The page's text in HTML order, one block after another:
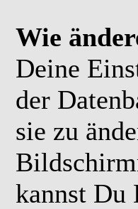
Wie
Deine
der
sie zu
kannst Du